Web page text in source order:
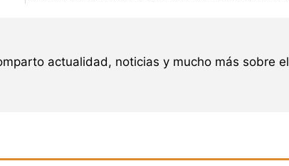
actualidad, noticias y mucho más sobre el